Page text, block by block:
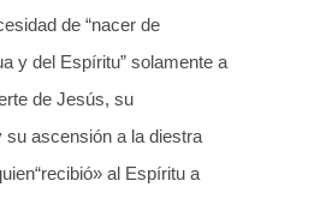
de “nacer de
y del Espíritu” solamente a
de Jesús, su
su ascensión a la diestra
al Espíritu a